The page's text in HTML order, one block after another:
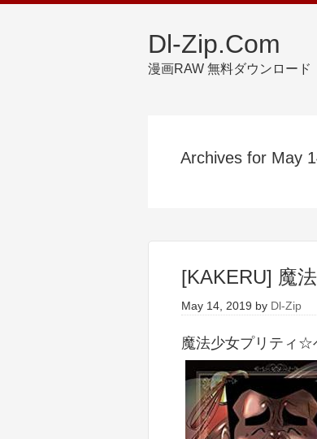
Dl-Zip.Com
漫画RAW 無料ダウンロード
Archives for May
[KAKERU] 魔
May 14, 2019 by Dl-Zip
魔法少女プリティ☆